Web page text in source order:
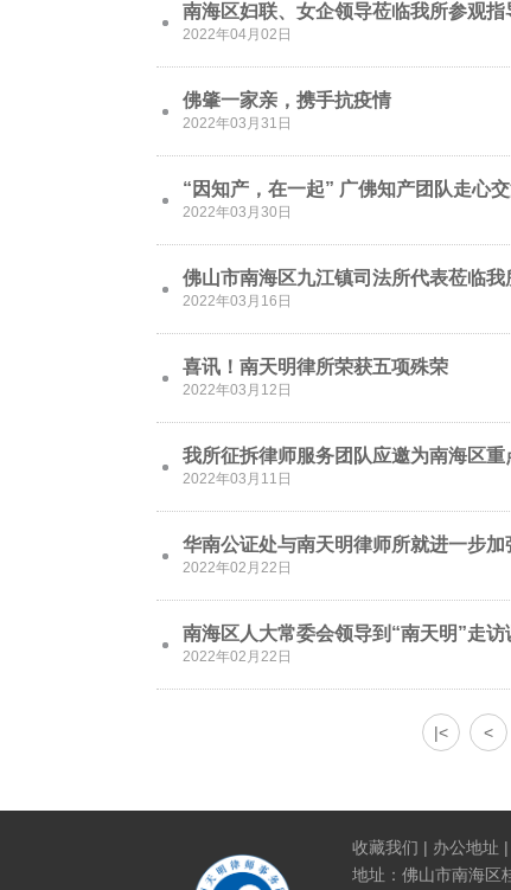
南海区妇联、女企领导莅临我所参观指
2022年04月02日
佛肇一家亲，携手抗疫情
2022年03月31日
“因知产，在一起” 广佛知产团队走心
2022年03月30日
佛山市南海区九江镇司法所代表莅临我
2022年03月16日
喜讯！南天明律所荣获五项殊荣
2022年03月12日
我所征拆律师服务团队应邀为南海区
2022年03月11日
华南公证处与南天明律师所就进一步
2022年02月22日
南海区人大常委会领导到“南天明”走访
2022年02月22日
|< <
收藏我们 | 办公地址 |
地址：佛山市南海区